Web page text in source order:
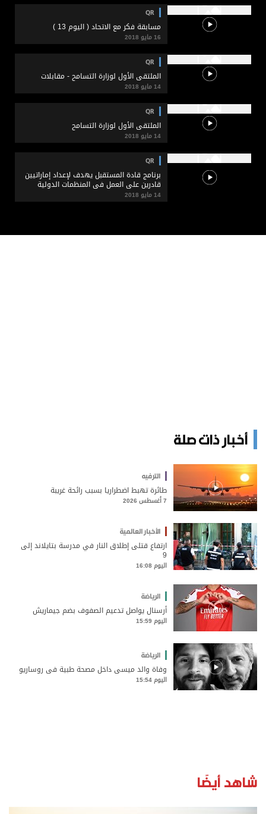
QR
مسابقة فكر مع الاتحاد ( اليوم 13 )
16 مايو 2018
QR
الملتقى الأول لوزارة التسامح - مقابلات
14 مايو 2018
QR
الملتقى الأول لوزارة التسامح
14 مايو 2018
QR
برنامج قادة المستقبل يهدف لإعداد إماراتيين
قادرين على العمل في المنظمات الدولية
14 مايو 2018
أخبار ذات صلة
الترفيه
طائرة تهبط اضطراريا بسبب رائحة غريبة
7 أغسطس 2026
الأخبار العالمية
ارتفاع قتلى إطلاق النار في مدرسة بتايلاند إلى
9
اليوم 16:08
الرياضة
أرسنال يواصل تدعيم الصفوف بضم جيماريش
اليوم 15:59
الرياضة
وفاة والد ميسي داخل مصحة طبية في روساريو
اليوم 15:54
شاهد أيضًا